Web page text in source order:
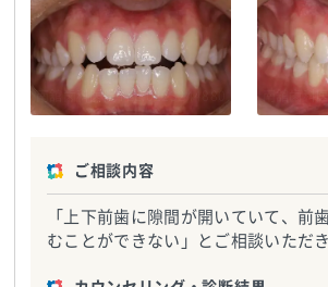
南舘歯科医院TEL:0223244880 南舘歯科
ご相談内容
「上下前歯に隙間が開いていて、前
むことができない」とご相談いただ